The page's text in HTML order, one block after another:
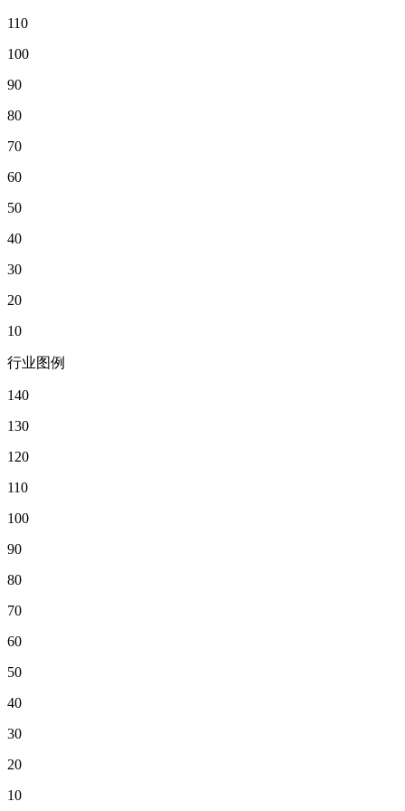
110
100
90
80
70
60
50
40
30
20
10
行业图例
140
130
120
110
100
90
80
70
60
50
40
30
20
10